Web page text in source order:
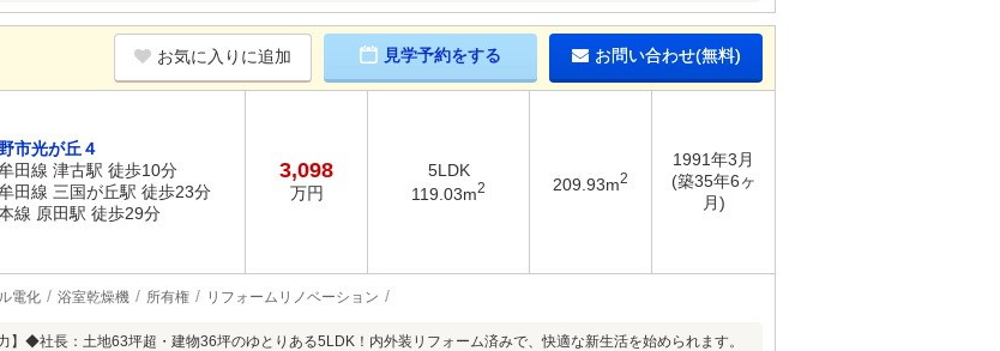
お気に入りに追加 見学予約をする お問い合わせ(無料)
市光が丘４
田線 津古駅 徒歩10分
田線 三国が丘駅 徒歩23分
線 原田駅 徒歩29分
3,098
万円
5LDK
119.03m2 209.93m2
1991年3月
(築35年6ヶ
月)
電化 浴室乾燥機 所有権 リフォームリノベーション
】◆社長：土地63坪超・建物36坪のゆとりある5LDK！内外装リフォーム済みで、快適な新生活を始められます。